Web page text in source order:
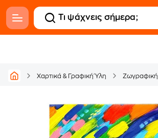
Χαρτικά & Γραφική Ύλη Ζωγραφική